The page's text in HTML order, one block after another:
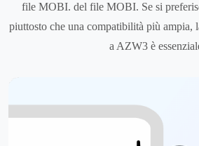
file MOBI. del file MOBI. Se si
piuttosto che una compatibilità più ampia,
a AZW3 è